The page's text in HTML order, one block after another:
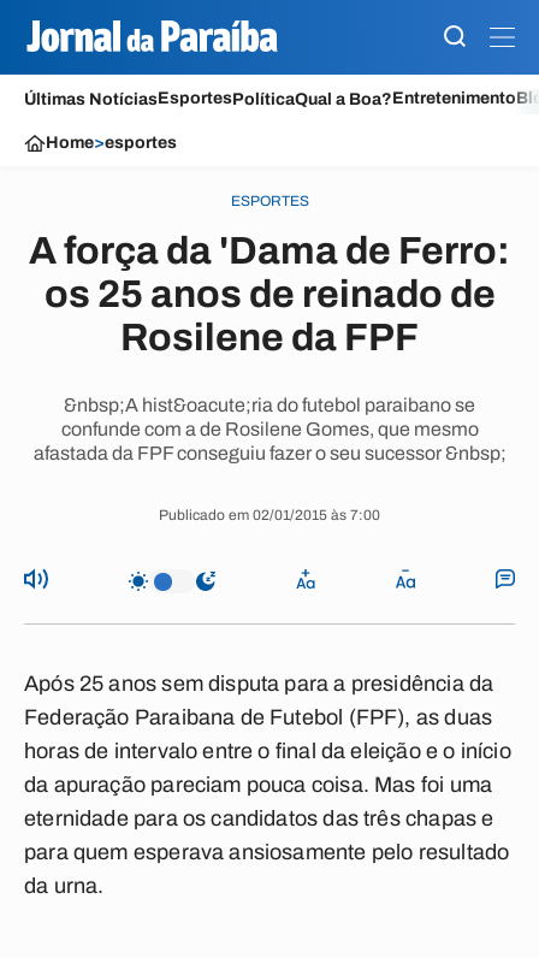
Últimas NotíciasEsportesPolíticaQual a Boa?Entretenimento
Home>esportes
ESPORTES
A força da 'Dama de Ferro:
os 25 anos de reinado de
Rosilene da FPF
&nbsp;A hist&oacute;ria do futebol paraibano se
confunde com a de Rosilene Gomes, que mesmo
afastada da FPF conseguiu fazer o seu sucessor &nbsp;
Publicado em 02/01/2015 às 7:00
Após 25 anos sem disputa para a presidência da
Federação Paraibana de Futebol (FPF), as duas
horas de intervalo entre o final da eleição e o início
da apuração pareciam pouca coisa. Mas foi uma
eternidade para os candidatos das três chapas e
para quem esperava ansiosamente pelo resultado
da urna.